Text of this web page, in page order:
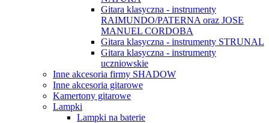
Gitara klasyczna - instrumenty
RAIMUNDO/PATERNA oraz JOSE
MANUEL CORDOBA
Gitara klasyczna - instrumenty STRUNAL
Gitara klasyczna - instrumenty
uczniowskie
Inne akcesoria firmy SHADOW
Inne akcesoria gitarowe
Kamertony gitarowe
Lampki
Lampki na baterie